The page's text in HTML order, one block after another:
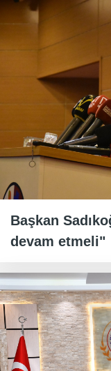
Başkan
devam etmeli"